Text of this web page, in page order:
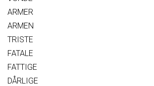
ARMER
ARMEN
TRISTE
FATALE
FATTIGE
DÅRLIGE